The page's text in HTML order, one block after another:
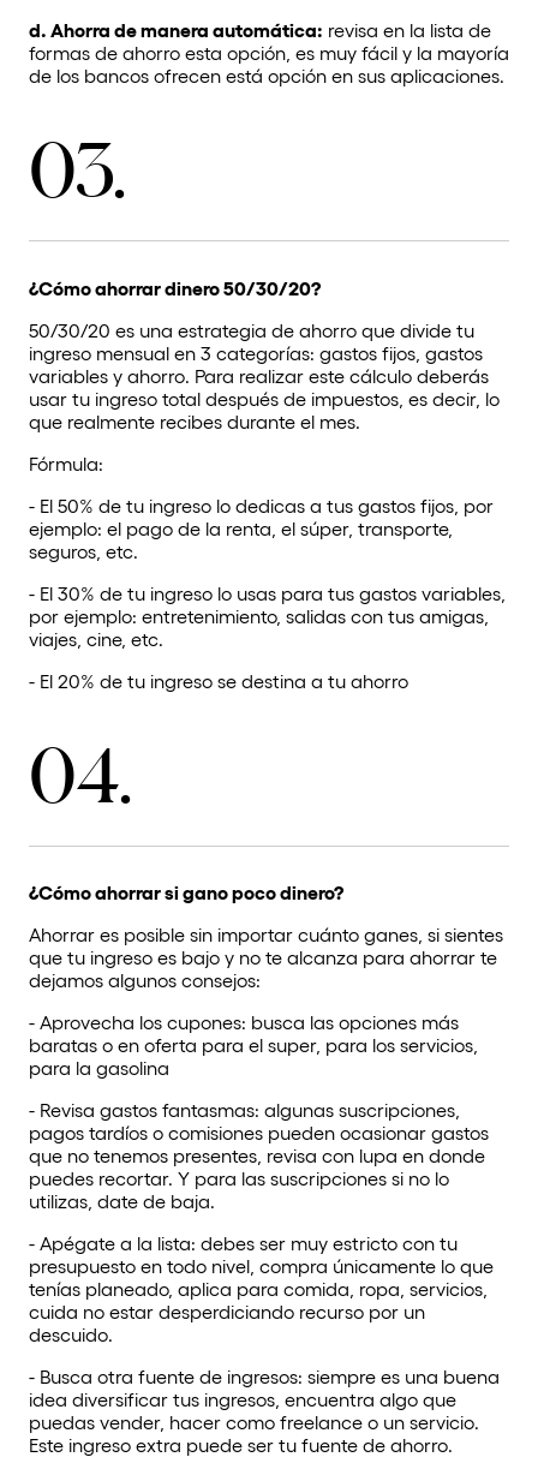
d. Ahorra de manera automática: revisa en la lista de
formas de ahorro esta opción, es muy fácil y la mayoría
de los bancos ofrecen está opción en sus aplicaciones.
03.
¿Cómo ahorrar dinero 50/30/20?
50/30/20 es una estrategia de ahorro que divide tu
ingreso mensual en 3 categorías: gastos fijos, gastos
variables y ahorro. Para realizar este cálculo deberás
usar tu ingreso total después de impuestos, es decir, lo
que realmente recibes durante el mes.
Fórmula:
- El 50% de tu ingreso lo dedicas a tus gastos fijos, por
ejemplo: el pago de la renta, el súper, transporte,
seguros, etc.
- El 30% de tu ingreso lo usas para tus gastos variables,
por ejemplo: entretenimiento, salidas con tus amigas,
viajes, cine, etc.
- El 20% de tu ingreso se destina a tu ahorro
04.
¿Cómo ahorrar si gano poco dinero?
Ahorrar es posible sin importar cuánto ganes, si sientes
que tu ingreso es bajo y no te alcanza para ahorrar te
dejamos algunos consejos:
- Aprovecha los cupones: busca las opciones más
baratas o en oferta para el super, para los servicios,
para la gasolina
- Revisa gastos fantasmas: algunas suscripciones,
pagos tardíos o comisiones pueden ocasionar gastos
que no tenemos presentes, revisa con lupa en donde
puedes recortar. Y para las suscripciones si no lo
utilizas, date de baja.
- Apégate a la lista: debes ser muy estricto con tu
presupuesto en todo nivel, compra únicamente lo que
tenías planeado, aplica para comida, ropa, servicios,
cuida no estar desperdiciando recurso por un
descuido.
- Busca otra fuente de ingresos: siempre es una buena
idea diversificar tus ingresos, encuentra algo que
puedas vender, hacer como freelance o un servicio.
Este ingreso extra puede ser tu fuente de ahorro.